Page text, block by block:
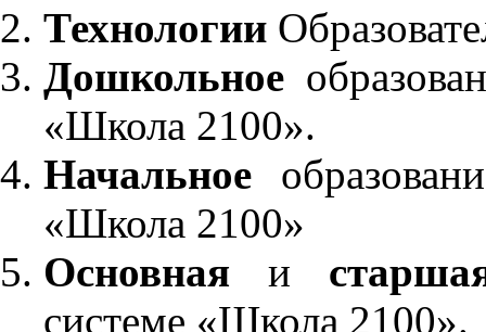
Технологии
Дошкольное
«Школа 2100».
Начальное
«Школа 2100»
Основнаяи
системе «Школа 2100».